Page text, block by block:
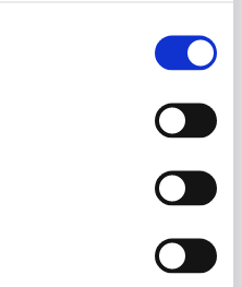
aan voor een
op jouw